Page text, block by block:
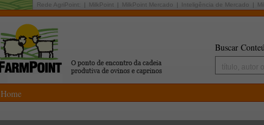
Rede AgriPoint: MilkPoint MilkPoint Mercado Inteligência de Mercado
Buscar
Home